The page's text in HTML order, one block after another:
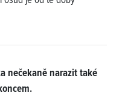
nečekaně narazit také